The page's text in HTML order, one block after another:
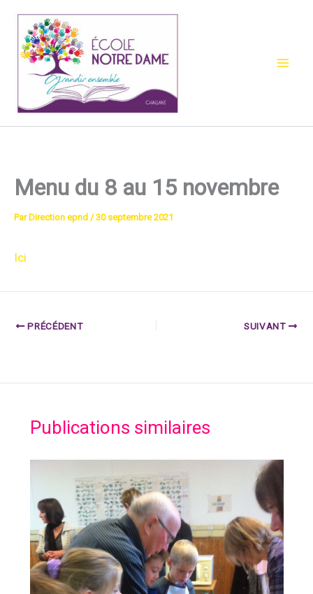
contenu
Menu du 8 au 15 novembre
Par Direction epnd /30 septembre 2021
Ici
PRÉCÉDENT SUIVANT
Publications similaires